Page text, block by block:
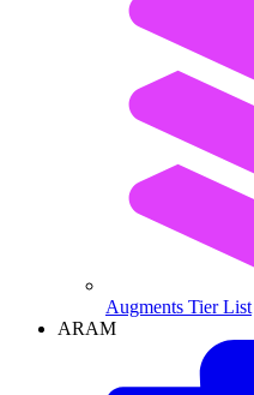
Augments Tier List
ARAM